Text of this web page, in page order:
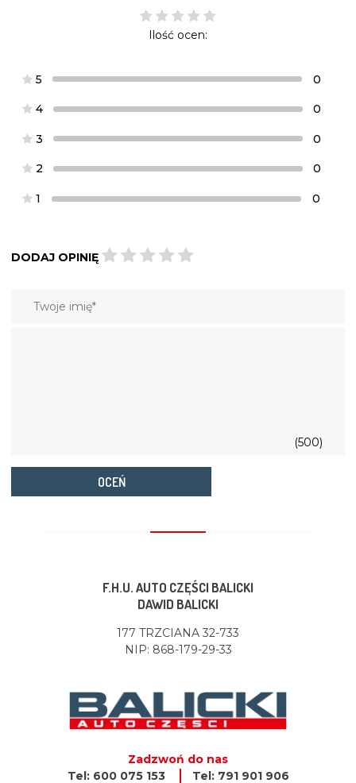
Ilość ocen:
5 0
4 0
3 0
2 0
1 0
DODAJ OPINIĘ
(500)
OCEŃ
F.H.U. AUTO CZĘŚCI BALICKI
DAWID BALICKI
177 TRZCIANA 32-733
NIP: 868-179-29-33
Zadzwoń do nas
Tel: 600 075 153
Tel: 791 901 906